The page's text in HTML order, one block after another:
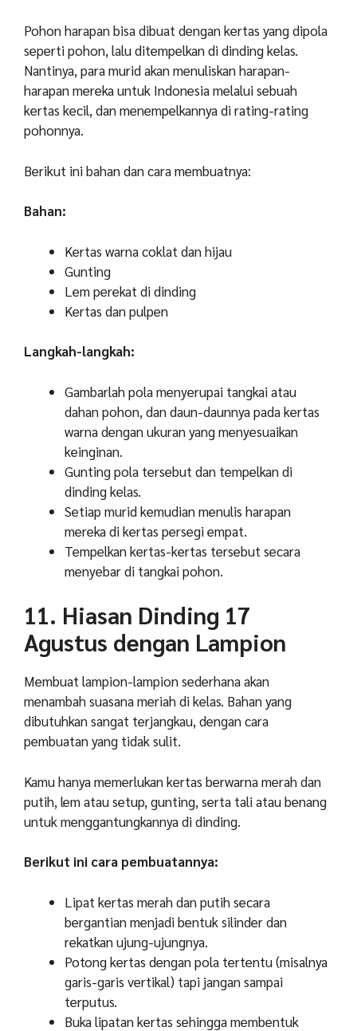
Pohon harapan bisa dibuat dengan kertas yang dipola
seperti pohon, lalu ditempelkan di dinding kelas.
Nantinya, para murid akan menuliskan harapan-
harapan mereka untuk Indonesia melalui sebuah
kertas kecil, dan menempelkannya di rating-rating
pohonnya.
Berikut ini bahan dan cara membuatnya:
Bahan:
Kertas warna coklat dan hijau
Gunting
Lem perekat di dinding
Kertas dan pulpen
Langkah-langkah:
Gambarlah pola menyerupai tangkai atau
dahan pohon, dan daun-daunnya pada kertas
warna dengan ukuran yang menyesuaikan
keinginan.
Gunting pola tersebut dan tempelkan di
dinding kelas.
Setiap murid kemudian menulis harapan
mereka di kertas persegi empat.
Tempelkan kertas-kertas tersebut secara
menyebar di tangkai pohon.
11. Hiasan Dinding 17
Agustus dengan Lampion
Membuat lampion-lampion sederhana akan
menambah suasana meriah di kelas. Bahan yang
dibutuhkan sangat terjangkau, dengan cara
pembuatan yang tidak sulit.
Kamu hanya memerlukan kertas berwarna merah dan
putih, lem atau setup, gunting, serta tali atau benang
untuk menggantungkannya di dinding.
Berikut ini cara pembuatannya:
Lipat kertas merah dan putih secara
bergantian menjadi bentuk silinder dan
rekatkan ujung-ujungnya.
Potong kertas dengan pola tertentu (misalnya
garis-garis vertikal) tapi jangan sampai
terputus.
Buka lipatan kertas sehingga membentuk